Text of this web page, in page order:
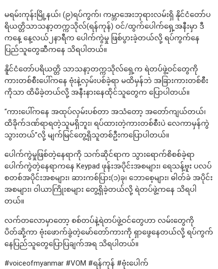
မရမ်းကုန်းမြို့နယ်၊ (၉)ရပ်ကွက်၊ ကမ္ဘာအေးဘုရားလမ်းရှိ နိုင်ငံတော်ပ
ရိယတ္တိသာသနာ့တက္ကသိုလ်(ရန်ကုန်) ဝင်/ထွက်ပေါက်ရှေ့အနီးမှာ ဒီ
ကနေ့ နေ့လယ်၂နာရီက ပေါက်ကွဲမှု ဖြစ်ပွားခဲ့တယ်လို့ ရပ်ကွက်နေ
ပြည်သူတွေဆီကနေ သိရပါတယ်။
နိူင်ငံတော်ပရိယတ္တိ သာသနာ့တက္ကသိုလ်ရှေ့က ရဲတပ်ဖွဲ့ဝင်တွေကို
ကားတစ်စီးပေါ်ကနေ ဗုံးနဲ့လှမ်းပစ်ခဲ့ရာ မထိမှန်ဘဲ အခြားကားတစ်စီး
ကိုသာ ထိမိခဲ့တယ်လို့ အနီးနားနေထိုင်သူတွေက ပြောပါတယ်။
“ကားပေါ်ကနေ အထုပ်လှမ်းပစ်တာ အသံတော့ အတော်ကျယ်တယ်၊
ထိခိုက်ဒဏ်ရာရတဲ့သူမရှိဘူး၊ ရပ်ထားတဲ့ကားတစ်စီးပဲ လေကာမှန်ကွဲ
သွားတယ်”လို့ မျက်မြင်တွေ့ရှိသူတစ်ဦးကပြောပါတယ်။
ပေါက်ကွဲမှုဖြစ်တဲ့နေရာကို သက်ဆိုင်ရာက သွားရောက်စိစစ်ခဲ့ရာ
ပေါက်ကွဲတဲ့နေရာကနေ Keypad ဖုန်းအပိုင်းအစများ၊ ရေသန့်ဗူး ပလပ်
စတစ်အပိုင်းအစများ၊ ဆားကစ်ပြား(၁)ခု၊ ဘောစေ့များ၊ ဓါတ်ခဲ အပိုင်း
အစများ၊ ဝါယာကြိုးစများ တွေ့ရှိခဲ့တယ်လို့ ရဲတပ်ဖွဲ့ကနေ သိရပါ
တယ်။
လက်တလောမှာတော့ စစ်တပ်နဲ့ရဲတပ်ဖွဲ့ဝင်တွေဟာ လမ်းတွေကို
ပိတ်ဆို့ကာ ဗုံးဖောက်ခွဲတဲ့မော်တော်ကားကို ရှာဖွေနေတယ်လို့ ရပ်ကွက်
နေပြည်သူတွေပြောပြချက်အရ သိရပါတယ်။
#voiceofmyanmar #VOM #ရန်ကုန် #ဗုံးပေါက်